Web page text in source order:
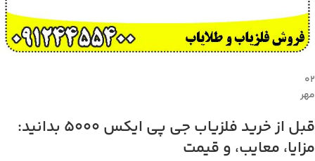
۰۲
مهر
قبل از خرید فلزیاب جی پی ایکس 5000 بدانید:
مزایا، معایب، و قیمت